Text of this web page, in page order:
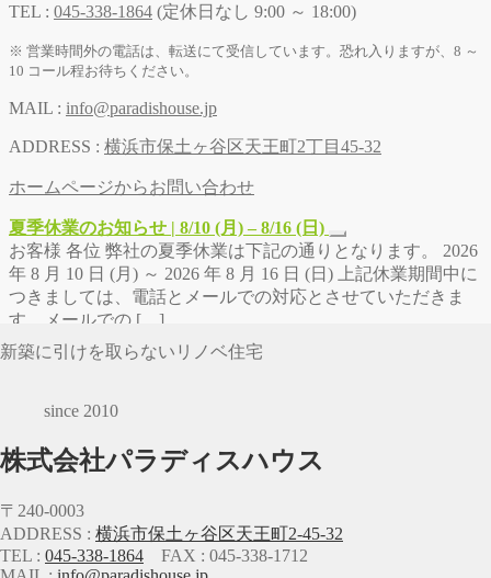
新築に引けを取らないリノベ住宅
since 2010
株式会社パラディスハウス
〒240-0003
ADDRESS : 横浜市保土ヶ谷区天王町2-45-32
TEL : 045-338-1864 FAX : 045-338-1712
TEL : 045-338-1864 (定休日なし 9:00 ～ 18:00)
※ 営業時間外の電話は、転送にて受信しています。恐れ入りますが、8 ～
10 コール程お待ちください。
MAIL : info@paradishouse.jp
ADDRESS : 横浜市保土ヶ谷区天王町2丁目45-32
ホームページからお問い合わせ
夏季休業のお知らせ | 8/10 (月) – 8/16 (日)
お客様 各位 弊社の夏季休業は下記の通りとなります。 2026
年 8 月 10 日 (月) ～ 2026 年 8 月 16 日 (日) 上記休業期間中に
つきましては、電話とメールでの対応とさせていただきま
す。メールでの […]